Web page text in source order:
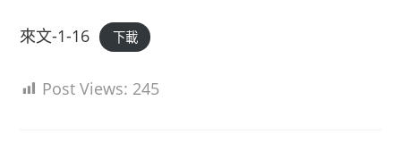
來文-1-16 下載
Post Views: 245